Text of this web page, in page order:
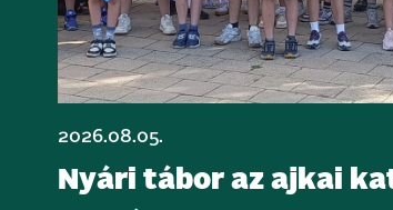
2026.08.05.
Nyári tábor az ajkai